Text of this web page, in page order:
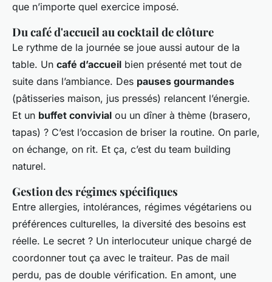
que n’importe quel exercice imposé.
Du café d'accueil au cocktail de clôture
Le rythme de la journée se joue aussi autour de la
table. Un café d’accueil bien présenté met tout de
suite dans l’ambiance. Des pauses gourmandes
(pâtisseries maison, jus pressés) relancent l’énergie.
Et un buffet convivial ou un dîner à thème (brasero,
tapas) ? C’est l’occasion de briser la routine. On parle,
on échange, on rit. Et ça, c’est du team building
naturel.
Gestion des régimes spécifiques
Entre allergies, intolérances, régimes végétariens ou
préférences culturelles, la diversité des besoins est
réelle. Le secret ? Un interlocuteur unique chargé de
coordonner tout ça avec le traiteur. Pas de mail
perdu, pas de double vérification. En amont, une